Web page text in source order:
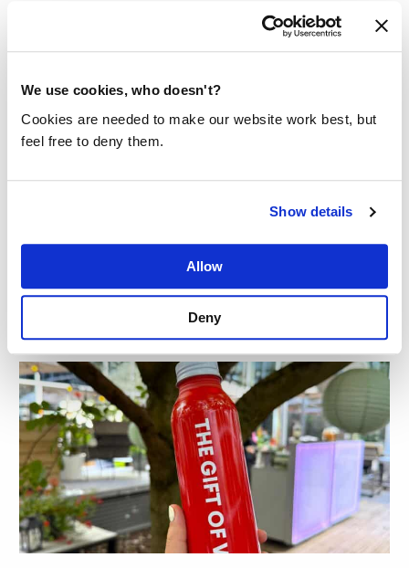
We use cookies, who doesn't?
Cookies are needed to make our website work best, but
feel free to deny them.
Show details
Allow
Deny
Bekijk alle projecten
LAATSTE UPDATES